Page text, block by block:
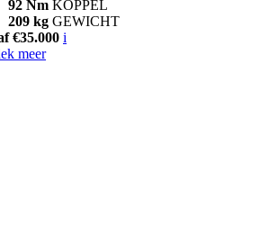
92 Nm KOPPEL
209 kg GEWICHT
€35.000 i
meer